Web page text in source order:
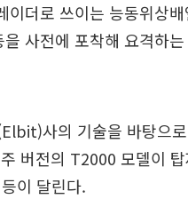
이더로 쓰이는 능동위상
사전에 포착해 요격하
사의 기술을 바탕으
버전의 T2000 모델이
이 달린다.